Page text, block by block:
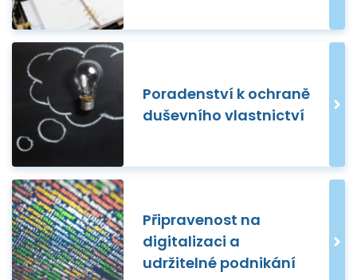
Poradenství k ochraně
duševního vlastnictví
Připravenost na
digitalizaci a
udržitelné podnikání